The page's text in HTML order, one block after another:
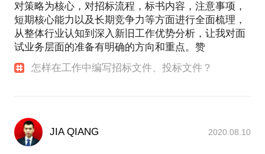
对策略为核心，对招标流程，标书内容，注意事项，
短期核心能力以及长期竞争力等方面进行全面梳理，
从整体行业认知到深入新旧工作优势分析，让我对面
试业务层面的准备有明确的方向和重点。赞
怎样在工作中编写招标文件、投标文件？
JIA QIANG 2020.08.10